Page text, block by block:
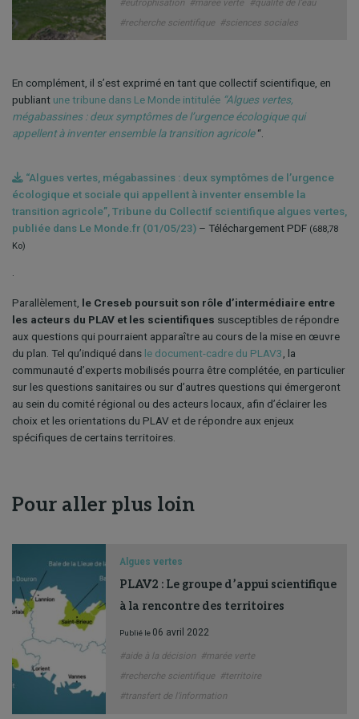
#recherche scientifique #sciences sociales
En complément, il s’est exprimé en tant que collectif scientifique, en
publiant une tribune dans Le Monde intitulée “Algues vertes,
mégabassines : deux symptômes de l’urgence écologique qui
appellent à inventer ensemble la transition agricole“.
“Algues vertes, mégabassines : deux symptômes de l’urgence
écologique et sociale qui appellent à inventer ensemble la
transition agricole”, Tribune du Collectif scientifique algues vertes,
publiée dans Le Monde.fr (01/05/23) – Téléchargement PDF (688,78
Ko)
.
Parallèlement, le Creseb poursuit son rôle d’intermédiaire entre
les acteurs du PLAV et les scientifiques susceptibles de répondre
aux questions qui pourraient apparaître au cours de la mise en œuvre
du plan. Tel qu’indiqué dans le document-cadre du PLAV3, la
communauté d’experts mobilisés pourra être complétée, en particulier
sur les questions sanitaires ou sur d’autres questions qui émergeront
au sein du comité régional ou des acteurs locaux, afin d’éclairer les
choix et les orientations du PLAV et de répondre aux enjeux
spécifiques de certains territoires.
Pour aller plus loin
Algues vertes
PLAV2 : Le groupe d’appui scientifique
à la rencontre des territoires
Publié le 06 avril 2022
#aide à la décision #marée verte
#recherche scientifique #territoire
#transfert de l’information